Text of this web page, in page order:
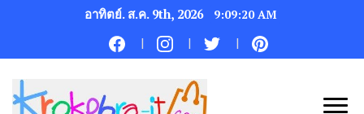
อาทิตย์. ส.ค. 9th, 2026 9:09:21 AM